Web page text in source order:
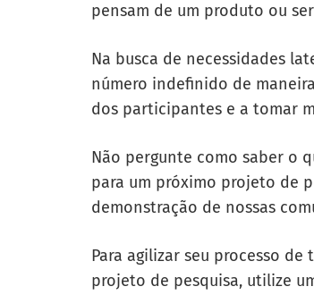
pensam de um produto ou
Na busca de necessidades
número indefinido de
dos participantes e a tomar
Não pergunte como saber o
para um próximo projeto de
demonstração de nossas
Para agilizar seu processo
projeto de pesquisa, utilize